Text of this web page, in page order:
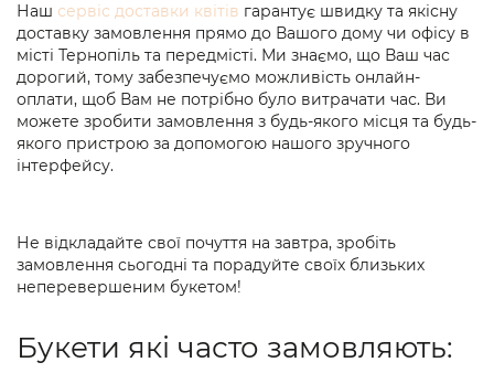
Наш сервіс доставки квітів гарантує швидку та якісну
доставку замовлення прямо до Вашого дому чи офісу в
місті Тернопіль та передмісті. Ми знаємо, що Ваш час
дорогий, тому забезпечуємо можливість онлайн-
оплати, щоб Вам не потрібно було витрачати час. Ви
можете зробити замовлення з будь-якого місця та будь-
якого пристрою за допомогою нашого зручного
інтерфейсу.
Не відкладайте свої почуття на завтра, зробіть
замовлення сьогодні та порадуйте своїх близьких
неперевершеним букетом!
Букети які часто замовляють: